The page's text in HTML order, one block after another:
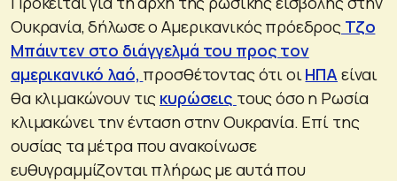
Ουκρανία, δήλωσε ο Αμερικανικός πρόεδρος Τζο
Μπάιντεν στο διάγγελμά του προς τον
αμερικανικό λαό, προσθέτοντας ότι οι ΗΠΑ είναι
θα κλιμακώνουν τις κυρώσεις τους όσο η Ρωσία
κλιμακώνει την ένταση στην Ουκρανία. Επί της
ουσίας τα μέτρα που ανακοίνωσε
ευθυγραμμίζονται πλήρως με αυτά που